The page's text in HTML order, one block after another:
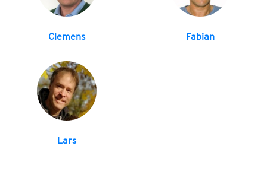
Clemens Fabian
Lars